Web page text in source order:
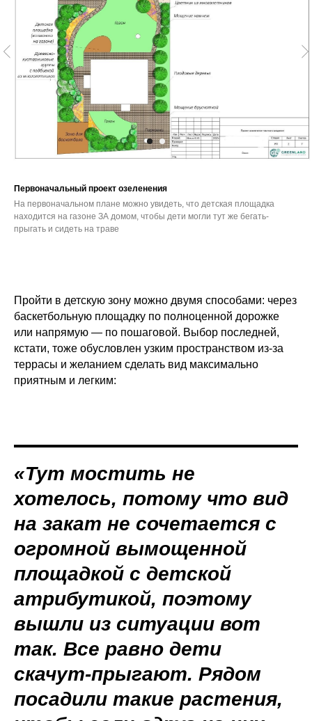
Первоначальный проект озеленения
На первоначальном плане можно увидеть, что детская площадка
находится на газоне ЗА домом, чтобы дети могли тут же бегать-
прыгать и сидеть на траве
Пройти в детскую зону можно двумя способами: через
баскетбольную площадку по полноценной дорожке
или напрямую — по пошаговой. Выбор последней,
кстати, тоже обусловлен узким пространством из-за
террасы и желанием сделать вид максимально
приятным и легким:
«Тут мостить не
хотелось, потому что вид
на закат не сочетается с
огромной вымощенной
площадкой с детской
атрибутикой, поэтому
вышли из ситуации вот
так. Все равно дети
скачут-прыгают. Рядом
посадили такие растения,